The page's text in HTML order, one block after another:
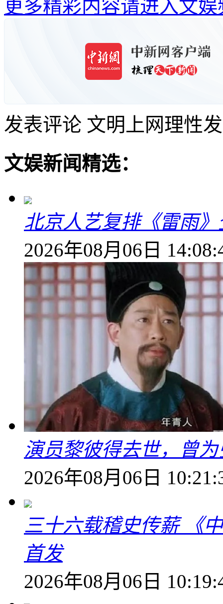
更多精彩内容请进入文娱
发表评论 文明上网理性
文娱新闻精选：
北京人艺复排《雷雨》
2026年08月06日
演员黎彼得去世，曾
2026年08月06日
三十六载稽史传薪 《
首发
2026年08月06日